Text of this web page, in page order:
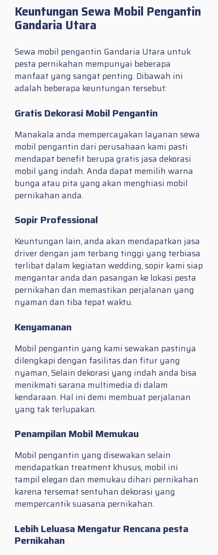
Keuntungan Sewa Mobil Pengantin
Gandaria Utara
Sewa mobil pengantin Gandaria Utara untuk
pesta pernikahan mempunyai beberapa
manfaat yang sangat penting. Dibawah ini
adalah beberapa keuntungan tersebut:
Gratis Dekorasi Mobil Pengantin
Manakala anda mempercayakan layanan sewa
mobil pengantin dari perusahaan kami pasti
mendapat benefit berupa gratis jasa dekorasi
mobil yang indah. Anda dapat memilih warna
bunga atau pita yang akan menghiasi mobil
pernikahan anda.
Sopir Professional
Keuntungan lain, anda akan mendapatkan jasa
driver dengan jam terbang tinggi yang terbiasa
terlibat dalam kegiatan wedding, sopir kami siap
mengantar anda dan pasangan ke lokasi pesta
pernikahan dan memastikan perjalanan yang
nyaman dan tiba tepat waktu.
Kenyamanan
Mobil pengantin yang kami sewakan pastinya
dilengkapi dengan fasilitas dan fitur yang
nyaman, Selain dekorasi yang indah anda bisa
menikmati sarana multimedia di dalam
kendaraan. Hal ini demi membuat perjalanan
yang tak terlupakan.
Penampilan Mobil Memukau
Mobil pengantin yang disewakan selain
mendapatkan treatment khusus, mobil ini
tampil elegan dan memukau dihari pernikahan
karena tersemat sentuhan dekorasi yang
mempercantik suasana pernikahan.
Lebih Leluasa Mengatur Rencana pesta
Pernikahan